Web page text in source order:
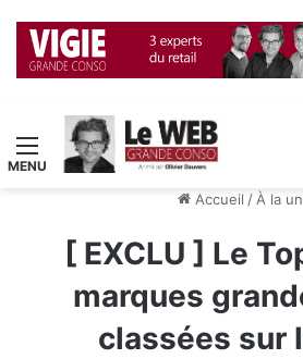
Menu
Accueil / À la
[ EXCLU ] Le
marques
classées sur